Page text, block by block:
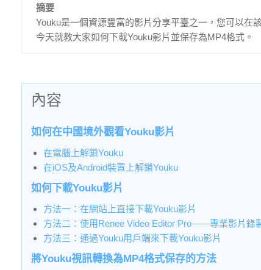
摘要
Youku是一個資源豐富的影片分享平臺之一，您可以在
今天就教大家如何下載Youku影片並保存為MP4格式。
內容
如何在中國境外觀看Youku影片
在電腦上解鎖Youku
在iOS及Android裝置上解鎖Youku
如何下載Youku影片
方法一：在網站上直接下載Youku影片
方法二：使用Renee Video Editor Pro——專業影片錄
方法三：通過Youku用戶端來下載Youku影片
將Youku視訊轉換為MP4格式保存的方法